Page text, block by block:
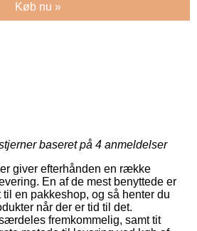
Køb nu »
baseret på 4 anmeldelser
giver efterhånden en række
En af de mest benyttede er
en pakkeshop, og så henter du
når der er tid til det.
fremkommelig, samt tit